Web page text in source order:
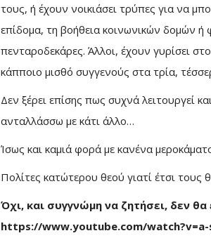
τους, ή έχουν νοικιάσει τρύπες για να
επίδομα, τη βοήθεια κοινωνικών δομών
πενταροδεκάρες. Άλλοι, έχουν γυρίσει
κάπποιο μισθό συγγενούς στα τρία,
Δεν ξέρει επίσης πως συχνά λειτουργεί
ανταλλάσσω με κάτι άλλο…
Ίσως και καμιά φορά με κανένα
Πολίτες κατώτερου θεού γιατί έτσι τους
Όχι, και συγγνώμη να ζητήσει, δεν
https://www.youtube.com/watch?v=a-